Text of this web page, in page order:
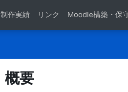
制作実績 リンク Moodle構築・保
概要